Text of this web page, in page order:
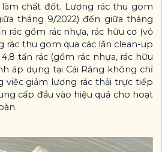
chất đốt. Lượng rác thu gom
tháng 9/2022) đến giữa tháng
rác gồm rác nhựa, rác hữu cơ (vỏ
rác thu gom qua các lần clean-up
tấn rác (gồm rác nhựa, rác hữu
áp dụng tại Cái Răng không chỉ
việc giảm lượng rác thải trực tiếp
cấp đầu vào hiệu quả cho hoạt